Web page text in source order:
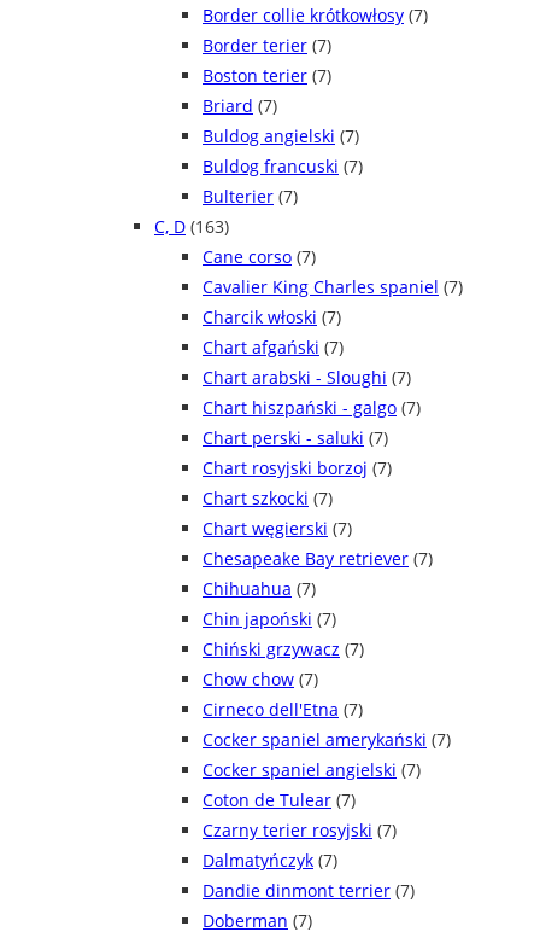
Border collie krótkowłosy (7)
Border terier (7)
Boston terier (7)
Briard (7)
Buldog angielski (7)
Buldog francuski (7)
Bulterier (7)
C, D (163)
Cane corso (7)
Cavalier King Charles spaniel (7)
Charcik włoski (7)
Chart afgański (7)
Chart arabski - Sloughi (7)
Chart hiszpański - galgo (7)
Chart perski - saluki (7)
Chart rosyjski borzoj (7)
Chart szkocki (7)
Chart węgierski (7)
Chesapeake Bay retriever (7)
Chihuahua (7)
Chin japoński (7)
Chiński grzywacz (7)
Chow chow (7)
Cirneco dell'Etna (7)
Cocker spaniel amerykański (7)
Cocker spaniel angielski (7)
Coton de Tulear (7)
Czarny terier rosyjski (7)
Dalmatyńczyk (7)
Dandie dinmont terrier (7)
Doberman (7)